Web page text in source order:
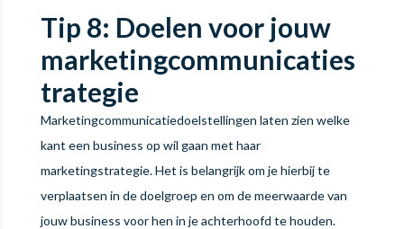
Tip 8: Doelen voor jouw
marketingcommunicaties
trategie
Marketingcommunicatiedoelstellingen laten zien welke
kant een business op wil gaan met haar
marketingstrategie. Het is belangrijk om je hierbij te
verplaatsen in de doelgroep en om de meerwaarde van
jouw business voor hen in je achterhoofd te houden.